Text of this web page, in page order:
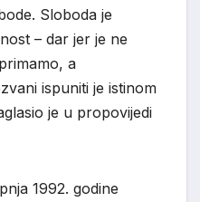
Sloboda je
– dar jer je ne
a
ispuniti je istinom
je u propovijedi
1992. godine